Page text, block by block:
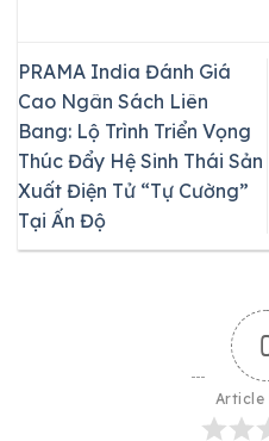
PRAMA India Đánh Giá
Cao Ngân Sách Liên
Bang: Lộ Trình Triển Vọng
Thúc Đẩy Hệ Sinh Thái Sản
Xuất Điện Tử “Tự Cường”
Tại Ấn Độ
Article